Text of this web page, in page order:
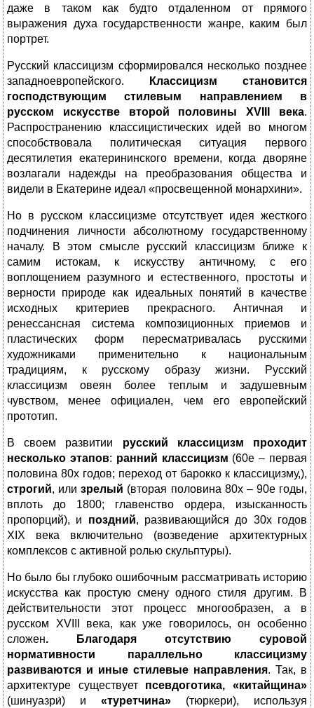
даже в таком как будто отдаленном от прямого
выражения духа государственности жанре, каким был
портрет.
Русский классицизм сформировался несколько позднее
западноевропейского. Классицизм становится
господствующим стилевым направлением в
русском искусстве второй половиныXVIII века.
Распространению классицистических идей во многом
способствовала политическая ситуация первого
десятилетия екатерининского времени, когда дворяне
возлагали надежды на преобразования общества и
видели в Екатерине идеал «просвещенной монархини».
Но в русском классицизме отсутствует идея жесткого
подчинения личности абсолютному государственному
началу. В этом смысле русский классицизм ближе к
самим истокам, к искусству античному, с его
воплощением разумного и естественного, простоты и
верности природе как идеальных понятий в качестве
исходных критериев прекрасного. Античная и
ренессансная система композиционных приемов и
пластических форм пересматривалась русскими
художниками применительно к национальным
традициям, к русскому образу жизни. Русский
классицизм овеян более теплым и задушевным
чувством, менее официален, чем его европейский
прототип.
В своем развитии русский классицизм
проходит
несколько этапов: ранний классицизм (60е – первая
половина 80х годов; переход от барокко к классицизму,),
строгий, илизрелый (вторая половина 80х – 90е годы,
вплоть до 1800; главенство ордера, изысканность
пропорций), и поздний, развивающийся до 30х годов
XIX века включительно (возведение архитектурных
комплексов с активной ролью скульптуры).
Но было бы глубоко ошибочным рассматривать историю
искусства как простую смену одного стиля другим. В
действительности этот процесс многообразен, а в
русском XVIII века, как уже говорилось, он особенно
сложен.
Благодаря отсутствию суровой
нормативности параллельно классицизму
развиваются и иные стилевые направления. Так, в
архитектуре существует псевдоготика,
«китайщина»
(шинуазри́) и «туретчина» (тюркери), используя